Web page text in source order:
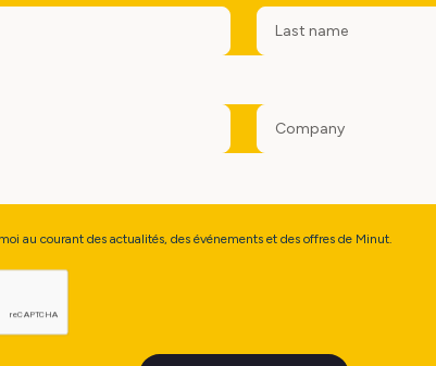
au courant des actualités, des événements et des offres de Minut.